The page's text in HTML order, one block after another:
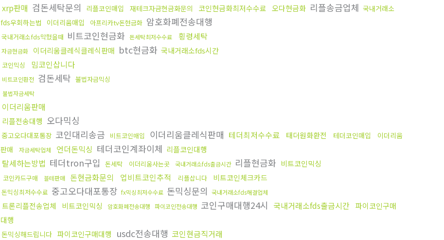
xrp판매 검돈세탁문의 리플코인매입 재테크자금현금화문의 코인현금화최저수수료 오다현금화 리플송금업체 국내거래소
fds우회하는법
이더리움매입 아프리카tv돈현금화 암호화폐전송대행
국내거래소fds막혔을때 비트코인현금화 돈세탁최저수수료 횡령세탁
자금현금화 이더리움클레식클레식판매 btc현금화 국내거래소fds시간
코인믹싱 밈코인삽니다
비트코인환전 검돈세탁 불법자금믹싱
불법자금세탁
이더리움판매
리플전송대행 오다믹싱
중고오다대포통장 코인대리송금 비트코인매입 이더리움클레식판매 테더최저수수료 태더원화환전 테더코인매입
이더리움
판매
자금세탁업체 언더돈믹싱 테더코인계좌이체 리플코인대행
탈세하는방법 테더tron구입 돈세탁 이더리움사는곳 국내거래소fds출금시간 리플현금화 비트코인믹싱
코인카드구매 블테판매 돈현금화문의 업비트코인추적 리플삽니다 비트코인체크카드
돈믹싱최저수수료 중고오다대포통장 fx믹싱최저수수료 돈믹싱문의 국내거래소fds해결업체
트론리플전송업체 비트코인믹싱 암호화폐전송대행 파이코인전송대행 코인구매대행24시 국내거래소fds출금시간 파이코인구매
대행
돈믹싱해드립니다 파이코인구매대행 usdc전송대행 코인현금직거래